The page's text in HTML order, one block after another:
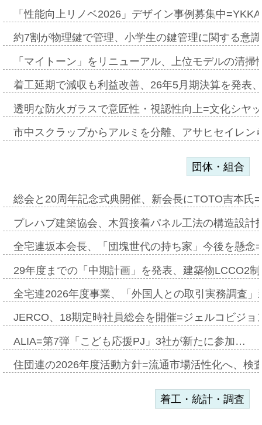
「性能向上リノベ2026」デザイン事例募集中
約7割が物理鍵で管理、小学生の鍵管理に関する意
「マイトーン」をリニューアル、上位モデルの清
着工延期で減収も利益改善、26年5月期決算を発表
透明な防火ガラスで意匠性・視認性向上=文化シヤ
市中スクラップからアルミを分離、アサヒセイレ
団体・組合
総会と20周年記念式典開催、新会長にTOTO吉本氏
プレハブ建築協会、木質接着パネル工法の構造設
全宅連坂本会長、「団塊世代の持ち家」今後を懸
29年度までの「中期計画」を発表、建築物LCCO2
全宅連2026年度事業、「外国人との取引実務調査
JERCO、18期定時社員総会を開催=ジェルコビジ
ALIA=第7弾「こども応援PJ」3社が新たに参加…
住団連の2026年度活動方針=流通市場活性化へ、検
着工・統計・調査